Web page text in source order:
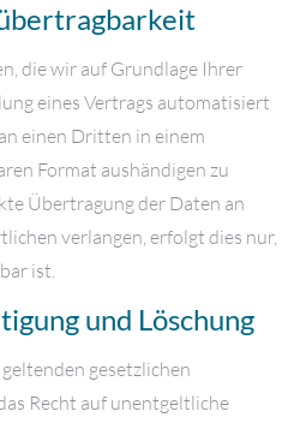
die wir auf Grundlage Ihrer
eines Vertrags automatisiert
einen Dritten in einem
Format aushändigen zu
Übertragung der Daten an
verlangen, erfolgt dies nur,
ist.
und Löschung
gesetzlichen
Recht auf unentgeltliche